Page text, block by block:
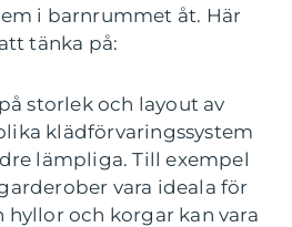
i barnrummet åt. Här
tänka på:
storlek och layout av
klädförvaringssystem
lämpliga. Till exempel
vara ideala för
och korgar kan vara